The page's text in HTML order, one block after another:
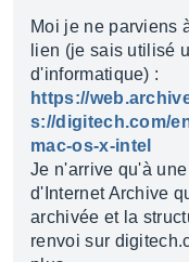
Moi je ne parviens
lien (je sais utilisé
d'informatique) :
https://
s://digitech.com/
mac-os-x-intel
Je n'arrive qu'à
d'Internet Archive
archivée et la
renvoi sur